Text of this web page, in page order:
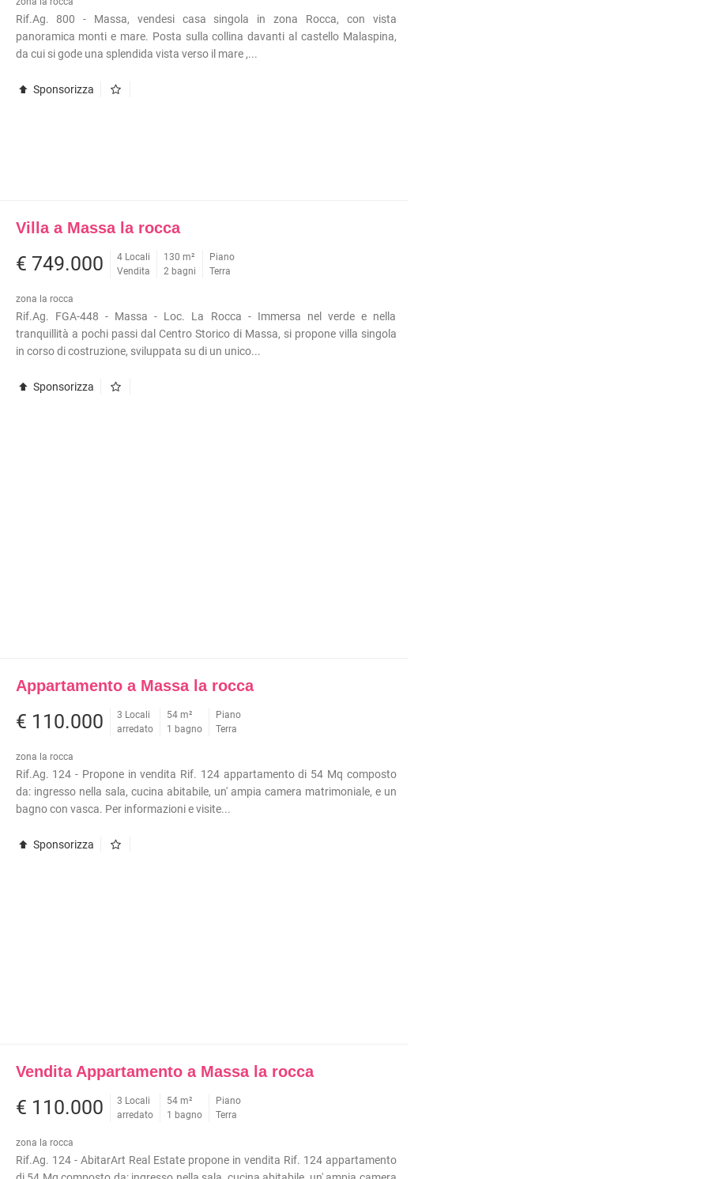
Rif.Ag. 800 - Massa, vendesi casa singola in zona Rocca, con vista
panoramica monti e mare. Posta sulla collina davanti al castello Malaspina,
da cui si gode una splendida vista verso il mare ,...
Sponsorizza
Villa a Massa la rocca
€ 749.000
4 Locali
Vendita
130 m²
2 bagni
Piano
Terra
zona la rocca
Rif.Ag. FGA-448 - Massa - Loc. La Rocca - Immersa nel verde e nella
tranquillità a pochi passi dal Centro Storico di Massa, si propone villa singola
in corso di costruzione, sviluppata su di un unico...
Sponsorizza
Appartamento a Massa la rocca
€ 110.000
3 Locali
arredato
54 m²
1 bagno
Piano
Terra
zona la rocca
Rif.Ag. 124 - Propone in vendita Rif. 124 appartamento di 54 Mq composto
da: ingresso nella sala, cucina abitabile, un' ampia camera matrimoniale, e un
bagno con vasca. Per informazioni e visite...
Sponsorizza
Vendita Appartamento a Massa la rocca
€ 110.000
3 Locali
arredato
54 m²
1 bagno
Piano
Terra
zona la rocca
Rif.Ag. 124 - AbitarArt Real Estate propone in vendita Rif. 124 appartamento